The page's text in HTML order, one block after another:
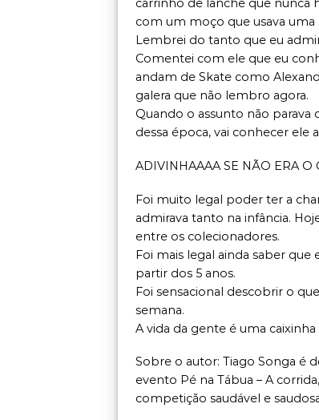
carrinho de lanche que nunca
com um moço que usava uma
Lembrei do tanto que eu
Comentei com ele que eu
andam de Skate como
galera que não lembro agora.
Quando o assunto não
dessa época, vai conhecer ele
ADIVINHAAAA SE NÃO ERA O
Foi muito legal poder ter a
admirava tanto na infância.
entre os colecionadores.
Foi mais legal ainda saber que
partir dos 5 anos.
Foi sensacional descobrir o
semana.
A vida da gente é uma
Sobre o autor: Tiago Songa é
evento Pé na Tábua – A
competição saudável e